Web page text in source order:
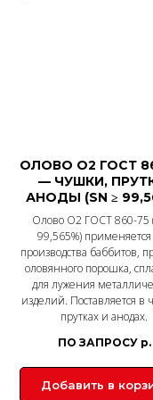
ОЛОВО О2 ГОСТ
— ЧУШКИ,
АНОДЫ (SN ≥
Олово О2 ГОСТ 860-75
99,565%) применяется
производства баббитов,
оловянного порошка,
для лужения
изделий. Поставляется в
прутках и анодах.
ПО ЗАПРОСУ р.
Добавить в